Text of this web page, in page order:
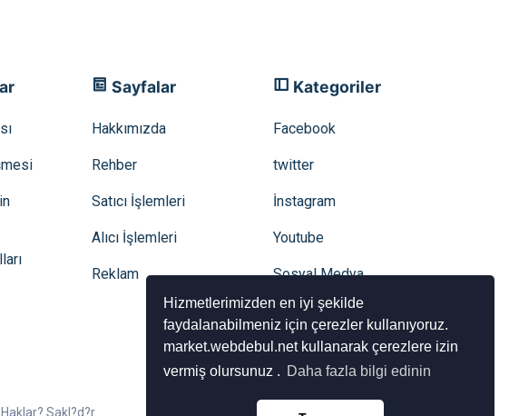
Hizmetlerimizden en iyi şekilde
faydalanabilmeniz için çerezler kullanıyoruz.
market.webdebul.net kullanarak çerezlere izin
vermiş olursunuz . Daha fazla bilgi edinin
Sayfalar
Hakkımızda
Rehber
Satıcı İşlemleri
Alıcı İşlemleri
Reklam
Kategoriler
Facebook
twitter
İnstagram
Youtube
Sosyal Medya
Sakl?d?r.